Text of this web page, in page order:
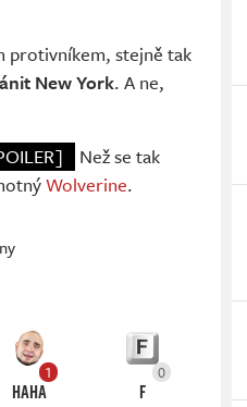
protivníkem, stejně tak
New York. A ne,
Než se tak
Wolverine.
1
HAHA
0
F